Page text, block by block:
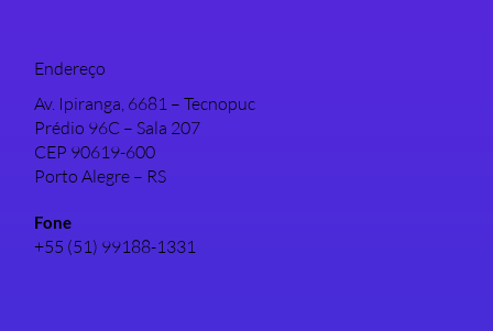
Endereço
Av. Ipiranga, 6681 – Tecnopuc
Prédio 96C – Sala 207
CEP 90619-600
Porto Alegre – RS
Fone
+55 (51) 99188-1331